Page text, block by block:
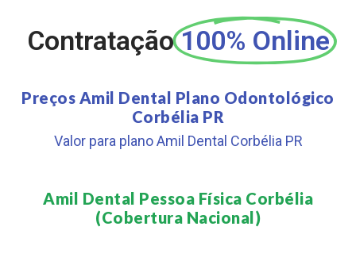
Contratação 100% Online
Preços Amil Dental Plano Odontológico
Corbélia PR
Valor para plano Amil Dental Corbélia PR
Amil Dental Pessoa Física Corbélia
(Cobertura Nacional)​